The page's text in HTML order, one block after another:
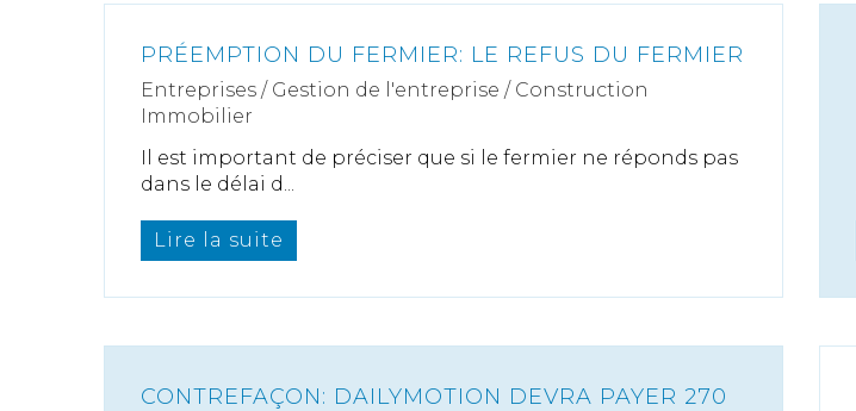
PRÉEMPTION DU FERMIER: LE REFUS DU FERMIER
Entreprises / Gestion de l'entreprise / Construction
Immobilier
Il est important de préciser que si le fermier ne réponds pas
dans le délai d...
Lire la suite
CONTREFAÇON: DAILYMOTION DEVRA PAYER 270